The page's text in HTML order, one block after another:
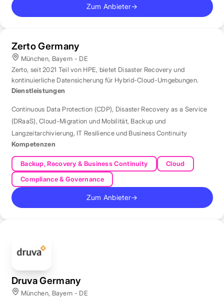
Zum Anbieter→
Zerto Germany
München, Bayern - DE
Zerto, seit 2021 Teil von HPE, bietet Disaster Recovery und
kontinuierliche Datensicherung für Hybrid-Cloud-Umgebungen.
Dienstleistungen
Continuous Data Protection (CDP), Disaster Recovery as a Service
(DRaaS),Cloud-Migration und Mobilität, Backup und
Langzeitarchivierung, IT Resilience und Business Continuity
Kompetenzen
Backup, Recovery & Business Continuity
Cloud
Compliance & Governance
Zum Anbieter→
Druva Germany
München, Bayern - DE